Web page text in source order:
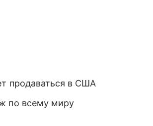
продаваться в США
по всему миру